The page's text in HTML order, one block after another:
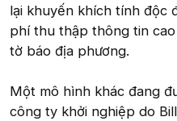
lại khuyến khích tính độc
phí thu thập thông tin
tờ báo địa phương.
Một mô hình khác đang
công ty khởi nghiệp do